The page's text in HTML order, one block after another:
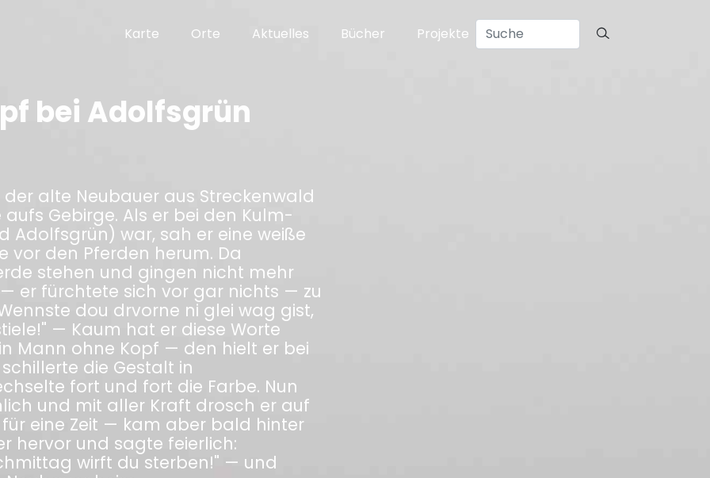
Karte Orte Aktuelles Bücher Projekte
bei Adolfsgrün
alte Neubauer aus Streckenwald
Gebirge. Als er bei den Kulm-
Adolfsgrün) war, sah er eine weiße
vor den Pferden herum. Da
stehen und gingen nicht mehr
er fürchtete sich vor gar nichts — zu
dou drvorne ni glei wag gist,
— Kaum hat er diese Worte
Mann ohne Kopf — den hielt er bei
die Gestalt in
fort und fort die Farbe. Nun
und mit aller Kraft drosch er auf
eine Zeit — kam aber bald hinter
hervor und sagte feierlich:
wirft du sterben!" — und